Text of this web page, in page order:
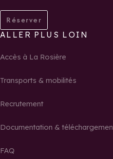
Réserver
ALLER PLUS LOIN
Accès à La Rosière
Transports & mobilités
Recrutement
Documentation &
FAQ